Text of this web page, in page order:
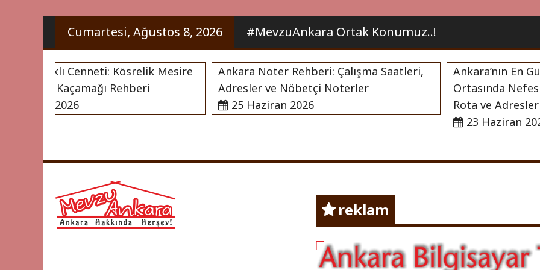
İçeriğiCumartesi, Ağustos 8, 2026 #MevzuAnkara Ortak Konumuz..!
Saklı Cenneti: Kösrelik Mesire
Doğa Kaçamağı Rehberi
2026
Ankara Noter Rehberi: Çalışma Saatleri,
Adresler ve Nöbetçi Noterler
25 Haziran 2026
Ankara’nın En
Ortasında Nefes
Rota ve Adresleri
23 Haziran 2026
Mevzu Ankara
Ankara Hakkında Herşey !
reklam